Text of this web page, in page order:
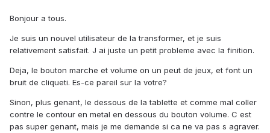
Bonjour a tous.
Je suis un nouvel utilisateur de la transformer, et je suis
relativement satisfait. J ai juste un petit probleme avec la finition.
Deja, le bouton marche et volume on un peut de jeux, et font un
bruit de cliqueti. Es-ce pareil sur la votre?
Sinon, plus genant, le dessous de la tablette et comme mal coller
contre le contour en metal en dessous du bouton volume. C est
pas super genant, mais je me demande si ca ne va pas s agraver.